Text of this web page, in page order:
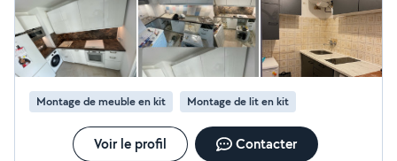
rapide et soignée Devis clair et transparent Artisan de
confiance avec plusieurs années d'expérience Service
disponible 7j/7 pour vos urgences Nous intervenons à
Paris et dans les environs îles de France
Montage de meuble en kit Montage de lit en kit
Voir le profil Contacter